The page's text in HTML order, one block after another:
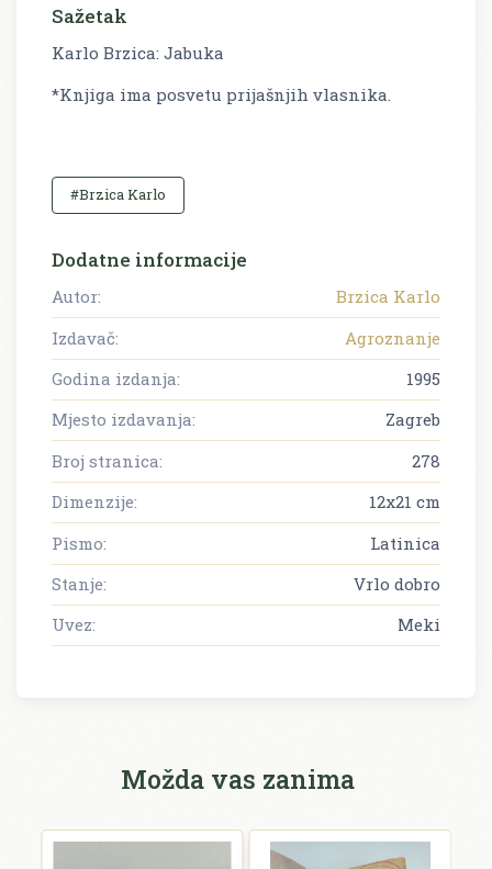
Sažetak
Karlo Brzica: Jabuka
*Knjiga ima posvetu prijašnjih vlasnika.
#Brzica Karlo
Dodatne informacije
Autor:
Brzica Karlo
Izdavač:
Agroznanje
Godina izdanja:
1995
Mjesto izdavanja:
Zagreb
Broj stranica:
278
Dimenzije:
12x21 cm
Pismo:
Latinica
Stanje:
Vrlo dobro
Uvez:
Meki
Možda vas zanima